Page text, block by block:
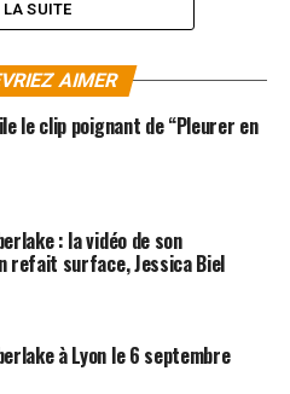
EMMANUEL MOIRE
LA SUITE
AIMER
le clip poignant de “Pleurer en
: la vidéo de son
refait surface, Jessica Biel
à Lyon le 6 septembre